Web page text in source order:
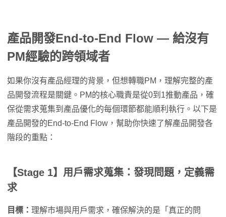
產品開發End-to-End Flow — 給沒有
PM經驗的跨領域者
如果你沒有產品經理的背景，但想轉職PM，理解完整的產
品開發流程是關鍵。PM的核心職責是從0到1推動產品，確
保從需求蒐集到產品優化的每個環節都能順利執行。以下是
產品開發的End-to-End Flow，幫助你快速了解產品開發各
階段的重點：
【Stage 1】用戶需求蒐集：發現問題，定義需
求
目標： 理解市場與用戶需求，確保解決的是「真正的問